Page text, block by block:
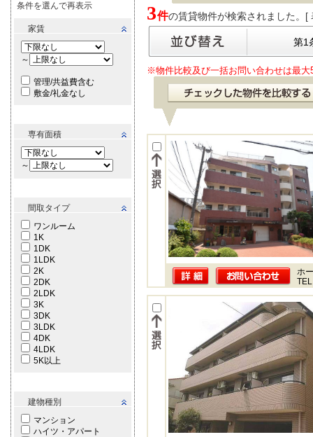
条件を選んで再表示
家賃
～
管理/共益費含む
敷金/礼金なし
専有面積
～
間取タイプ
ワンルーム
1K
1DK
1LDK
2K
2DK
2LDK
3K
3DK
3LDK
4DK
4LDK
5K以上
建物種別
マンション
ハイツ・アパート
3件の賃貸物件が検索されました。[
第1
※物件比較及び一括お問い合わせは最大
ホ